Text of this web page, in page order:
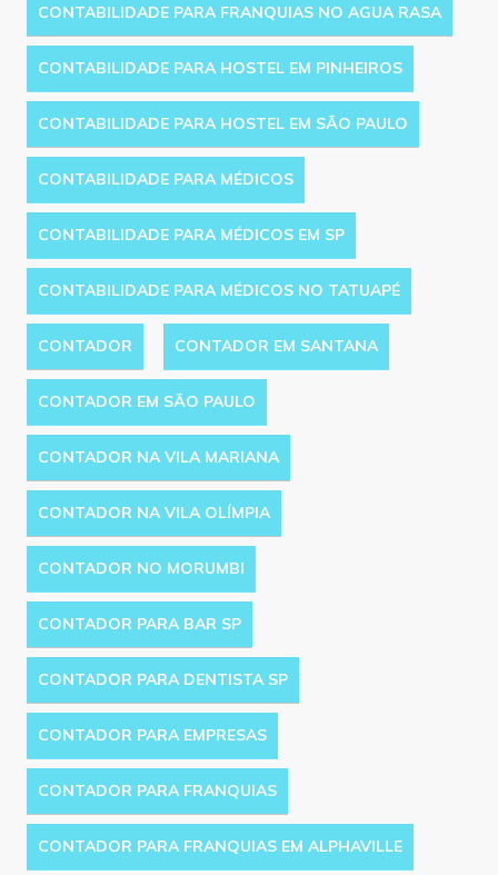
CONTABILIDADE PARA FRANQUIAS NO AGUA RASA
CONTABILIDADE PARA HOSTEL EM PINHEIROS
CONTABILIDADE PARA HOSTEL EM SÃO PAULO
CONTABILIDADE PARA MÉDICOS
CONTABILIDADE PARA MÉDICOS EM SP
CONTABILIDADE PARA MÉDICOS NO TATUAPÉ
CONTADOR CONTADOR EM SANTANA
CONTADOR EM SÃO PAULO
CONTADOR NA VILA MARIANA
CONTADOR NA VILA OLÍMPIA
CONTADOR NO MORUMBI
CONTADOR PARA BAR SP
CONTADOR PARA DENTISTA SP
CONTADOR PARA EMPRESAS
CONTADOR PARA FRANQUIAS
CONTADOR PARA FRANQUIAS EM ALPHAVILLE